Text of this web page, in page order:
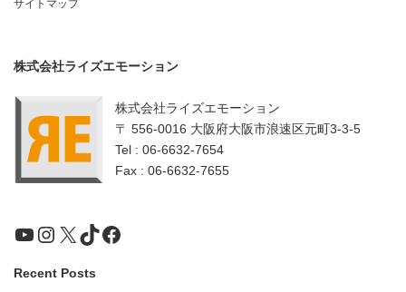
サイトマップ
株式会社ライズエモーション
株式会社ライズエモーション
〒 556-0016 大阪府大阪市浪速区元町3-3-5
Tel : 06-6632-7654
Fax : 06-6632-7655
YouTube
Instagram
X TikTokFacebook
Recent Posts